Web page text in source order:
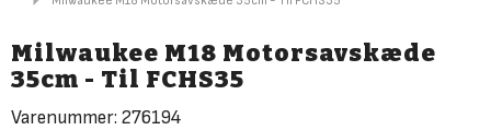
Milwaukee M18 Motorsavskæde
35cm - Til FCHS35
Varenummer: 276194